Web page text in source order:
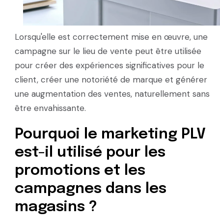
Lorsqu'elle est correctement mise en œuvre, une
campagne sur le lieu de vente peut être utilisée
pour créer des expériences significatives pour le
client, créer une notoriété de marque et générer
une augmentation des ventes, naturellement sans
être envahissante.
Pourquoi le marketing PLV
est-il utilisé pour les
promotions et les
campagnes dans les
magasins ?